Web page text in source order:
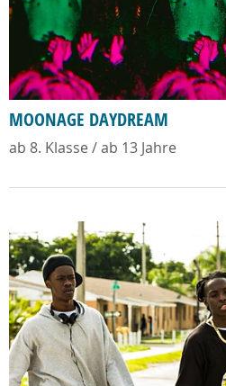
MOONAGE DAYDREAM
ab 8. Klasse / ab 13 Jahre